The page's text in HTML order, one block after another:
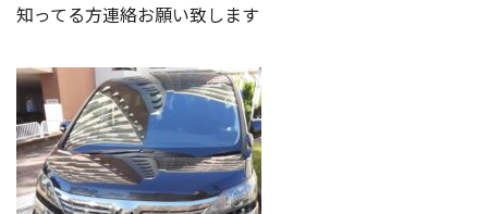
知ってる方連絡お願い致します